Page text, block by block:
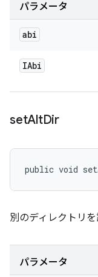
パラメータ
abi
IAbi
setAltDir
public void
別のディレクトリを
パラメータ